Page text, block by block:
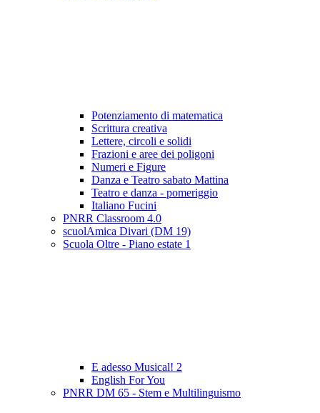
Potenziamento di matematica
Scrittura creativa
Lettere, circoli e solidi
Frazioni e aree dei poligoni
Numeri e Figure
Danza e Teatro sabato Mattina
Teatro e danza - pomeriggio
Italiano Fucini
PNRR Classroom 4.0
scuolAmica Divari (DM 19)
Scuola Oltre - Piano estate 1
E adesso Musical! 2
English For You
PNRR DM 65 - Stem e Multilinguismo